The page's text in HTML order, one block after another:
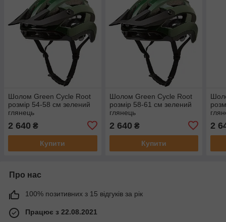
Шолом Green Cycle Root
розмір 54-58 см зелений
глянець
2 640 ₴
Купити
Шолом Green Cycle Root
розмір 58-61 см зелений
глянець
2 640 ₴
Купити
2
Про нас
100% позитивних з 15 відгуків за рік
Працює з 22.08.2021